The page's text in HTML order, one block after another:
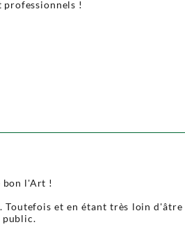
professionnels !
bon l'Art !
et en étant très loin
public.